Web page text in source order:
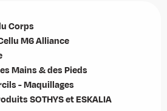
Corps
M6 Alliance
Mains & des Pieds
- Maquillages
SOTHYS et ESKALIA